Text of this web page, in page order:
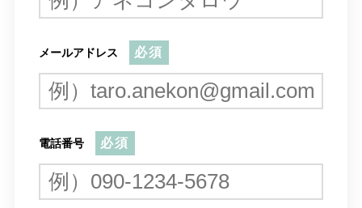
メールアドレス 必須
電話番号 必須